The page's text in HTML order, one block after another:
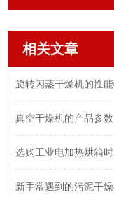
相关文章
旋转闪蒸干燥机的性
真空干燥机的产品参数
选购工业电加热烘箱
新手常遇到的污泥干